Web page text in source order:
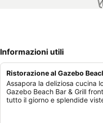
Informazioni utili
Ristorazione al Gazebo
Assapora la deliziosa cucina
Gazebo Beach Bar & Grill
tutto il giorno e splendide